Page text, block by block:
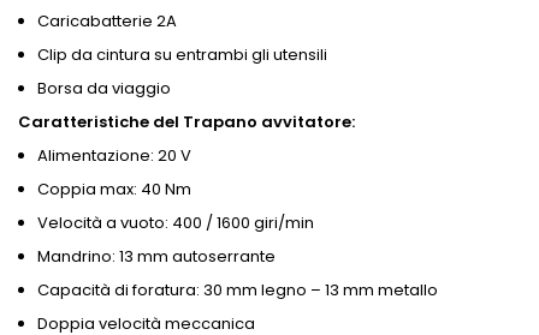
Caricabatterie 2A
Clip da cintura su entrambi gli utensili
Borsa da viaggio
Caratteristiche del Trapano avvitatore:
Alimentazione: 20 V
Coppia max: 40 Nm
Velocità a vuoto: 400 / 1600 giri/min
Mandrino: 13 mm autoserrante
Capacità di foratura: 30 mm legno – 13 mm metallo
Doppia velocità meccanica